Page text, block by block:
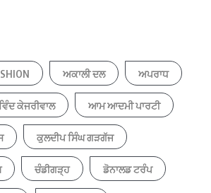
ਅਕਾਲੀ ਦਲ ਅਪਰਾਧ
ਕੇਜਰੀਵਾਲ ਆਮ ਆਦਮੀ ਪਾਰਟੀ
ਕੁਲਦੀਪ ਸਿੰਘ ਗੜਗੱਜ
ਚੰਡੀਗੜ੍ਹ ਡੋਨਾਲਡ ਟਰੰਪ